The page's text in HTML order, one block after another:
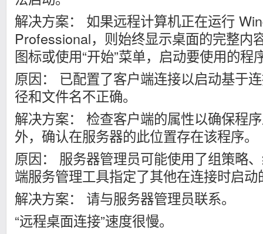
解决方案： 如果远程计算机正在运行
Professional，则始终显示桌面的完整内
图标或使用“开始”菜单，启动要使用的程
原因： 已配置了客户端连接以启动基于
径和文件名不正确。
解决方案： 检查客户端的属性以确保程
外，确认在服务器的此位置存在该程序。
原因： 服务器管理员可能使用了组策略
端服务管理工具指定了其他在连接时启动
解决方案： 请与服务器管理员联系。
“远程桌面连接”速度很慢。